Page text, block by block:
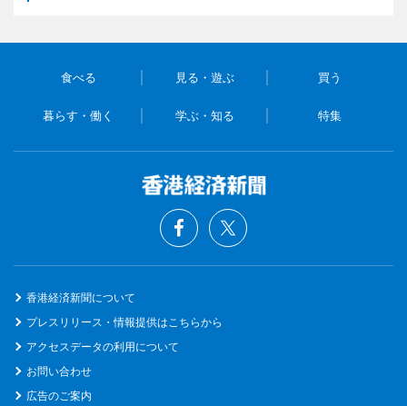
食べる 見る・遊ぶ 買う
暮らす・働く 学ぶ・知る 特集
香港経済新聞について
プレスリリース・情報提供はこちらから
アクセスデータの利用について
お問い合わせ
広告のご案内